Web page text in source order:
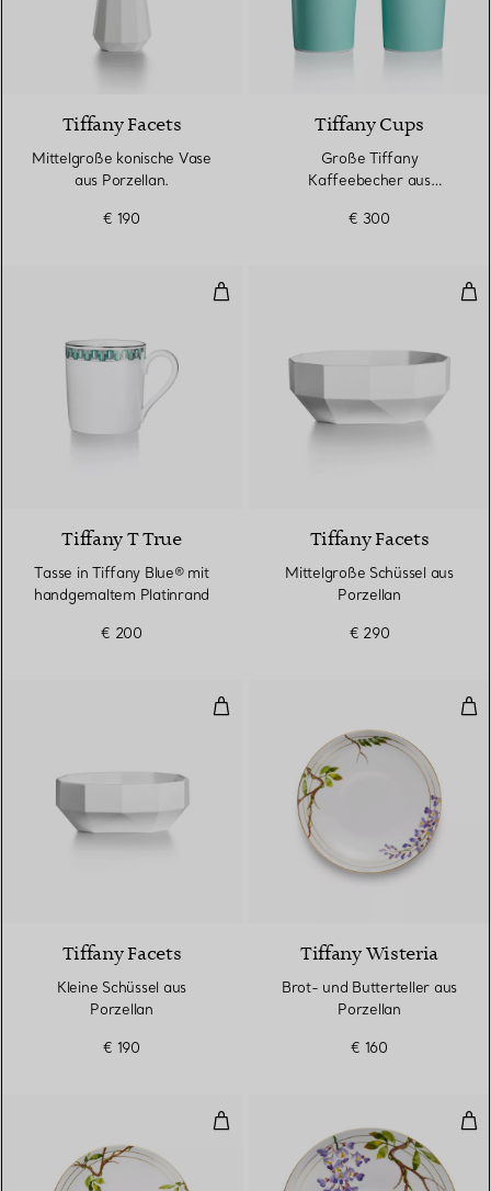
Tiffany Facets
Mittelgroße konische Vase
aus Porzellan.
€ 190
Tiffany Cups
Große Tiffany
Kaffeebecher aus
€ 300
Tasse in Tiffany Blue® mit
Tiffany T True
Tasse in Tiffany Blue® mit
handgemaltem Platinrand
€ 200
Tiffany Facets
Mittelgroße Schüssel aus
Porzellan
€ 290
Kleine Schüssel aus Porzellan
Tiffany Facets
Kleine Schüssel aus
Porzellan
€ 190
Tiffany Wisteria
Brot- und Butterteller aus
Porzellan
€ 160
Dessertteller aus Porzellan